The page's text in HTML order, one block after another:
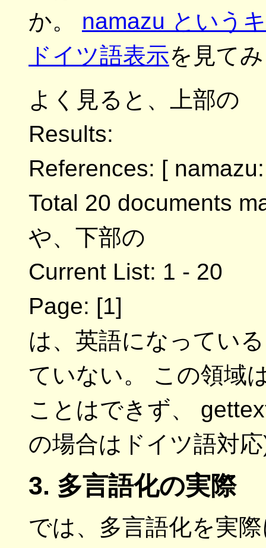
か。 namazu という
ドイツ語表示を見て
よく見ると、上部の
Results:
References: [
Total 20 documents
や、下部の
Current List: 1 - 20
Page: [1]
は、英語になってい
ていない。 この領域
ことはできず、
の場合はドイツ語対
3. 多言語化の実際
では、多言語化を実